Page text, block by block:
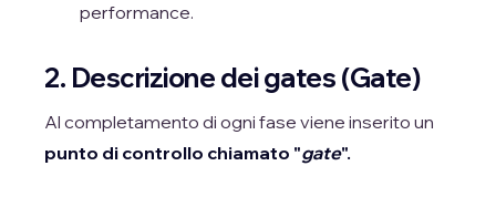
performance.
2. Descrizione dei gates (Gate)
Al completamento di ogni fase viene inserito un
punto di controllo chiamato "gate".